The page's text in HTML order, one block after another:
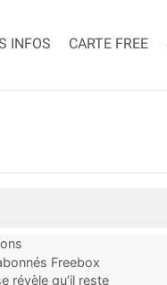
INFOS CARTE FREE
Freebox
révèle qu’il reste